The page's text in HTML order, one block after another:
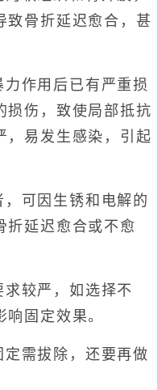
致骨折延迟愈合，甚
作用后已有严重损
损伤，致使局部抵抗
，易发生感染，引起
可因生锈和电解的
折延迟愈合或不愈
较严，如选择不
固定效果。
需拔除，还要再做